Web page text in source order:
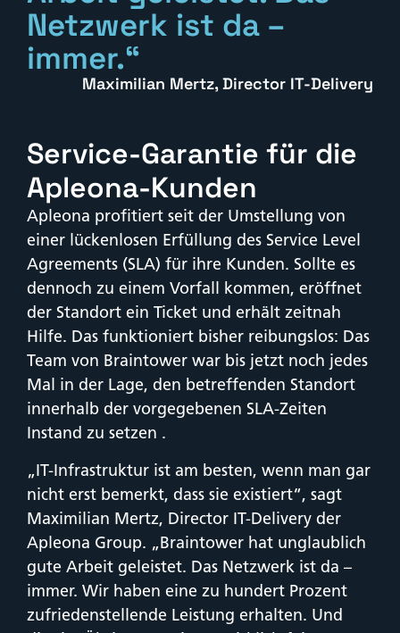
Netzwerk ist da –
immer.“
Maximilian Mertz, Director IT-Delivery
Service-Garantie für die
Apleona-Kunden
Apleona profitiert seit der Umstellung von
einer lückenlosen Erfüllung des Service Level
Agreements (SLA) für ihre Kunden. Sollte es
dennoch zu einem Vorfall kommen, eröffnet
der Standort ein Ticket und erhält zeitnah
Hilfe. Das funktioniert bisher reibungslos: Das
Team von Braintower war bis jetzt noch jedes
Mal in der Lage, den betreffenden Standort
innerhalb der vorgegebenen SLA-Zeiten
Instand zu setzen .
„IT-Infrastruktur ist am besten, wenn man gar
nicht erst bemerkt, dass sie existiert“, sagt
Maximilian Mertz, Director IT-Delivery der
Apleona Group. „Braintower hat unglaublich
gute Arbeit geleistet. Das Netzwerk ist da –
immer. Wir haben eine zu hundert Prozent
zufriedenstellende Leistung erhalten. Und